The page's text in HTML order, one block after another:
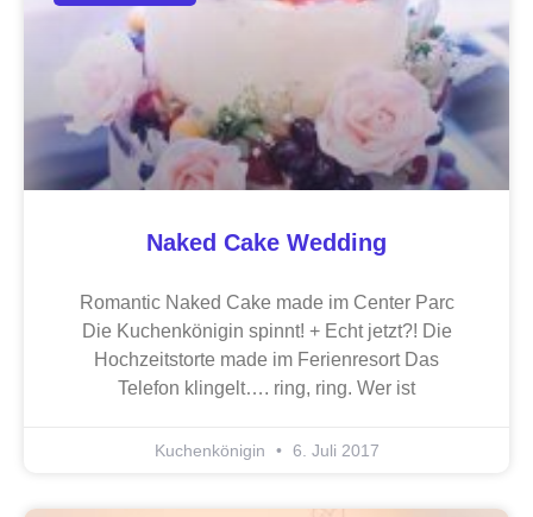
Naked Cake Wedding
Romantic Naked Cake made im Center Parc
Die Kuchenkönigin spinnt! + Echt jetzt?! Die
Hochzeitstorte made im Ferienresort Das
Telefon klingelt…. ring, ring. Wer ist
Kuchenkönigin 6. Juli 2017